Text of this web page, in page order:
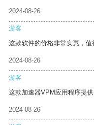
2024-08-26
游客
这款软件的价格非常实惠，值
2024-08-26
游客
这款加速器VPM应用程序提
2024-08-26